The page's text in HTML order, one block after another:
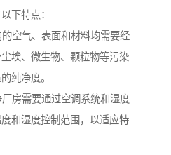
下特点：
空气、表面和材料均需要经
埃、微生物、颗粒物等污染
纯净度。
房需要通过空调系统和湿度
和湿度控制范围，以适应特